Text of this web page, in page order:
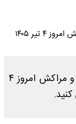
نتیجه و خلاصه بازی فوتبال هائیتی و مراکش امروز ۴